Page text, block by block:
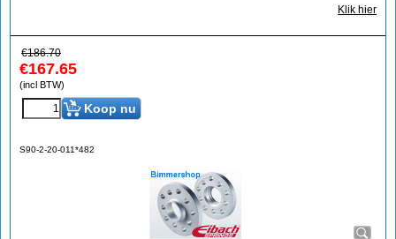
Klik hier
€186.70
€167.65
(incl BTW)
Koop nu
S90-2-20-011*482